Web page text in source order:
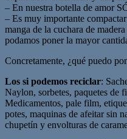
– En nuestra botella de amor
– Es muy importante
manga de la cuchara de
podamos poner la mayor
Concretamente, ¿qué puedo
Los si podemos reciclar:
Naylon, sorbetes, paquetes de
Medicamentos, pale film,
potes, maquinas de afeitar sin
chupetín y envolturas de